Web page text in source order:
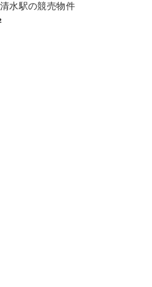
水駅の競売物件